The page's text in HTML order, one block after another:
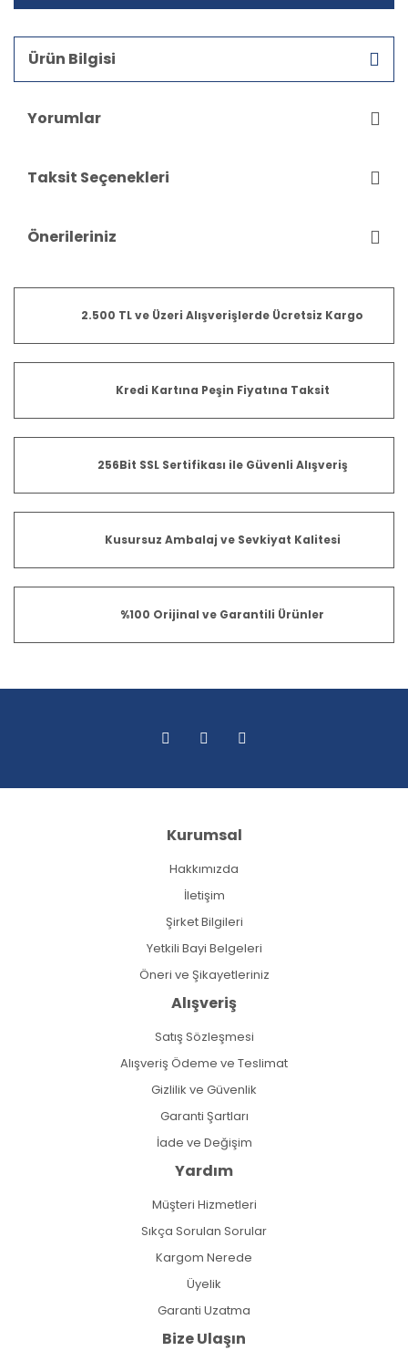
Ürün Bilgisi
Yorumlar
Taksit Seçenekleri
Önerileriniz
2.500 TL ve Üzeri Alışverişlerde Ücretsiz Kargo
Kredi Kartına Peşin Fiyatına Taksit
256Bit SSL Sertifikası ile Güvenli Alışveriş
Kusursuz Ambalaj ve Sevkiyat Kalitesi
%100 Orijinal ve Garantili Ürünler
Kurumsal
Hakkımızda
İletişim
Şirket Bilgileri
Yetkili Bayi Belgeleri
Öneri ve Şikayetleriniz
Alışveriş
Satış Sözleşmesi
Alışveriş Ödeme ve Teslimat
Gizlilik ve Güvenlik
Garanti Şartları
İade ve Değişim
Yardım
Müşteri Hizmetleri
Sıkça Sorulan Sorular
Kargom Nerede
Üyelik
Garanti Uzatma
Bize Ulaşın